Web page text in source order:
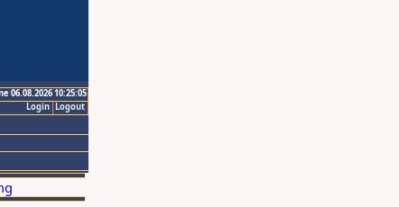
06.08.2026 10:25:05
Logout
Login